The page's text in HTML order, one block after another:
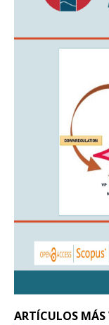
ARTÍCULOS MÁS